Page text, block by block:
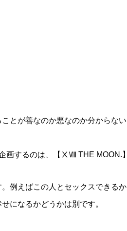
とが善なのか悪なのか分からな
画するのは、【ⅩⅧ THE MOON.
例えばこの人とセックスでき
になるかどうかは別です。